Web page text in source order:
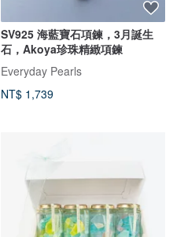
SV925 海藍寶石項鍊，3月誕生
石，Akoya珍珠精緻項鍊
Everyday Pearls
NT$ 1,739